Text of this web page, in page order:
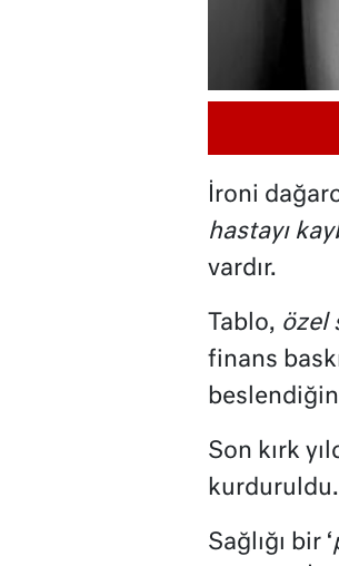
İroni
hastayı
vardır.
Tablo, özel
finans
Son kırk
kurduruldu.
Sağlığı bir ‘